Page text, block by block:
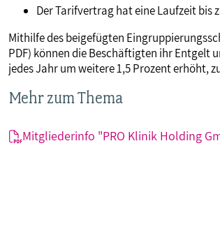
Der Tarifvertrag hat eine Laufzeit bis
Mithilfe des beigefügten
PDF) können die Beschäftigten ihr Entgelt
jedes Jahr um weitere 1,5 Prozent erhöht,
Mehr zum Thema
Mitgliederinfo "PRO Klinik Holding